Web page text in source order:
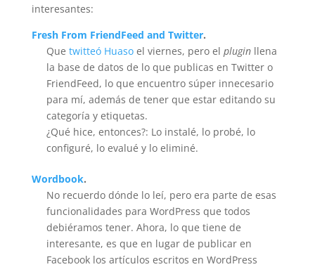
interesantes:
Fresh From FriendFeed and Twitter.
Que twitteó Huasoel viernes, pero el pluginllena
la base de datos de lo que publicas en Twitter o
FriendFeed, lo que encuentro súper innecesario
para mí­, además de tener que estar editando su
categoría y etiquetas.
¿Qué hice, entonces?: Lo instalé, lo probé, lo
configuré, lo evalué y lo eliminé.
Wordbook.
No recuerdo dónde lo leí, pero era parte de esas
funcionalidades para WordPress que todos
debiéramos tener. Ahora, lo que tiene de
interesante, es que en lugar de publicar en
Facebook los artículos escritos en WordPress